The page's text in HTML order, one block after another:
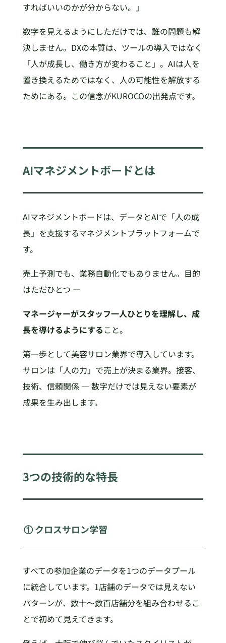
すればいいのかが分からない。」
数字を見えるようにしただけでは、誰の問題も解
決しません。DXの本質は、ツールの導入ではなく
「人が成長し、働き方が変わること」。AIは人を
置き換えるためではなく、人の可能性を解放する
ためにある。この信念がKUROCOの出発点です。
AIマネジメントボードとは
AIマネジメントボードは、データとAIで「人の成
長」を支援するマネジメントプラットフォームで
す。
売上予測でも、業務自動化でもありません。目的
はただひとつ ―
マネージャーがスタッフ一人ひとりを理解し、成
長を導けるようにすること。
第一歩として美容サロン業界で導入しています。
サロンは「人の力」で売上が決まる業界。接客、
技術、信頼関係 ― 数字だけでは見えない要素が
成果を生み出します。
3つの技術的な特長
① クロスサロン学習
すべての参加企業のデータを1つのデータプール
に統合しています。1店舗のデータでは見えない
パターンが、数十〜数百店舗分を組み合わせるこ
とで初めて見えてきます。